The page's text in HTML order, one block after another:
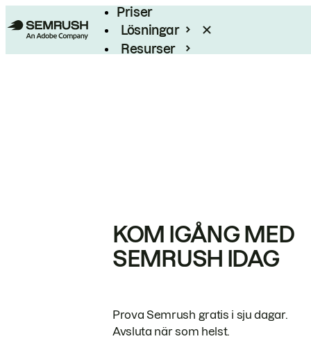
Priser
Lösningar
Resurser
KOM IGÅNG MED
SEMRUSH IDAG
Prova Semrush gratis i sju dagar.
Avsluta när som helst.